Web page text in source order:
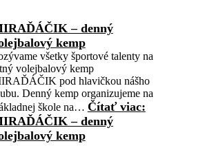
– denný
kemp
všetky športové talenty na
volejbalový kemp
pod hlavičkou nášho
Denný kemp organizujeme na
škole na… Čítať viac:
– denný
kemp